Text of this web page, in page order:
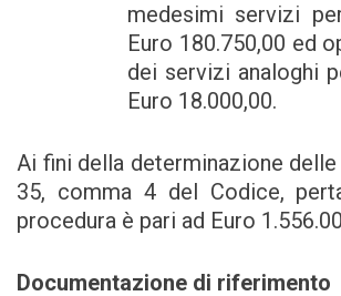
medesimi servizi
Euro 180.750,00 ed
dei servizi analoghi
Euro 18.000,00.
Ai fini della determinazione
35, comma 4 del Codice,
procedura è pari ad Euro
Documentazione di riferimento